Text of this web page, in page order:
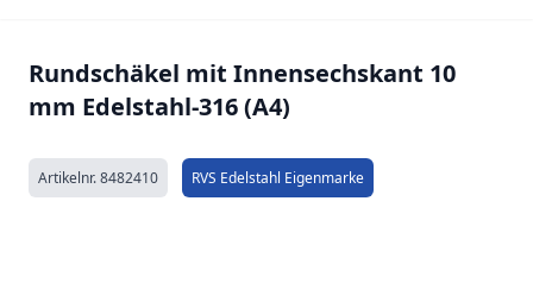
Rundschäkel mit Innensechskant 10
mm Edelstahl-316 (A4)
Artikelnr.8482410 RVS Edelstahl Eigenmarke